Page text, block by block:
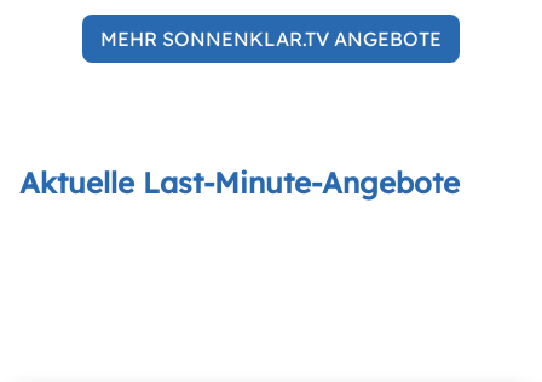
MEHR SONNENKLAR.TV ANGEBOTE
Aktuelle Last-Minute-Angebote